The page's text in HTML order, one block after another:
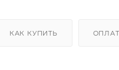
КАК КУПИТЬ